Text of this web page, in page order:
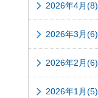
2026年4月(8)
2026年3月(6)
2026年2月(6)
2026年1月(5)